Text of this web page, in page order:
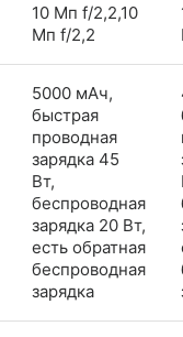
10 Мп f/2,2,10
Мп f/2,2
5000 мАч,
быстрая
проводная
зарядка 45
Вт,
беспроводная
зарядка 20 Вт,
есть обратная
беспроводная
зарядка